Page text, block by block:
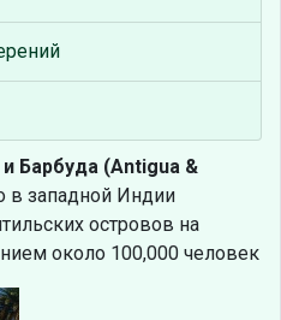
и Барбуда (Antigua &
в западной Индии
островов на
около 100,000 человек